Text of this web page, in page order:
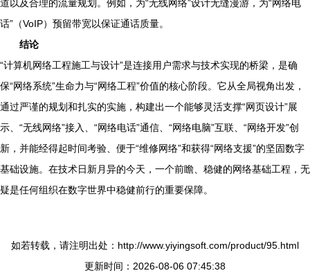
道以及合理的流量规划。例如，为“无线网络”设计无缝漫游，为“网络电
话”（VoIP）预留带宽以保证通话质量。
结论
“计算机网络工程施工与设计”是连接用户需求与技术实现的桥梁，是确
保“网络系统”生命力与“网络工程”价值的核心阶段。它从全局视角出发，
通过严谨的规划和扎实的实施，构建出一个能够灵活支撑“网页设计”展
示、“无线网络”接入、“网络电话”通信、“网络电脑”互联、“网络开发”创
新，并能经得起时间考验、便于“维修网络”和获得“网络支援”的坚固数字
基础设施。在技术日新月异的今天，一个前瞻、稳健的网络基础工程，无
疑是任何组织在数字世界中稳健前行的重要保障。
如若转载，请注明出处：http://www.yiyingsoft.com/product/95.html
更新时间：2026-08-06 07:45:38